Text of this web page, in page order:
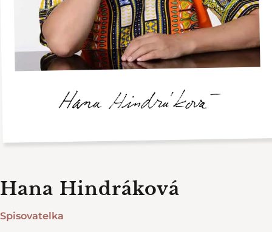
Hana Hindráková
Spisovatelka